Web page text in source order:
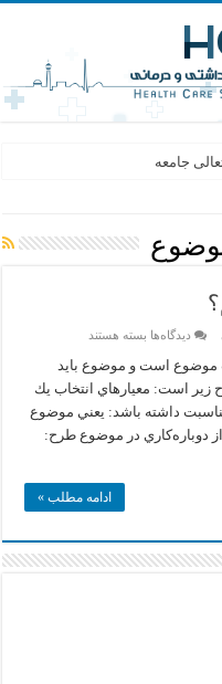
جامعه
دیدگاه‌ها برای
يك
پروپوزال
بنويسيم؟
بسته هستند
موضوع است و موضوع بايد
زير است: معيارهاي انتخاب يك
داشته باشد: يعني موضوع
دوباره‌كاري در موضوع طرح:
ادامه مطلب »